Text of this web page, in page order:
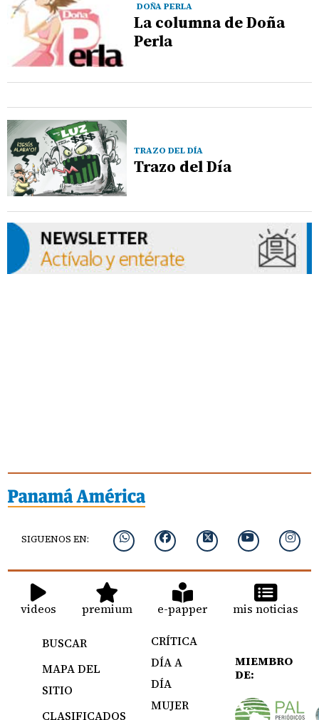
DOÑA PERLA
La columna de Doña
Perla
TRAZO DEL DÍA
Trazo del Día
SIGUENOS EN:
videos premium e-papper mis noticias
BUSCAR
MAPA DEL
SITIO
CLASIFICADOS
CRÍTICA
DÍA A
DÍA
MUJER
MIEMBRO
DE: